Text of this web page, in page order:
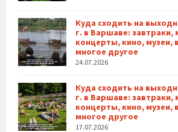
Куда сходить на
г. в Варшаве: завтраки,
концерты, кино, музеи,
многое другое
24.07.2026
Куда сходить на
г. в Варшаве: завтраки,
концерты, кино, музеи,
многое другое
17.07.2026